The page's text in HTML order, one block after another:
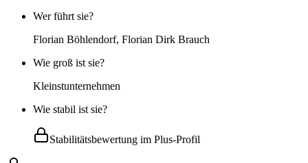
Wer führt sie?
Florian Böhlendorf, Florian Dirk Brauch
Wie groß ist sie?
Kleinstunternehmen
Wie stabil ist sie?
Stabilitätsbewertung im Plus-Profil